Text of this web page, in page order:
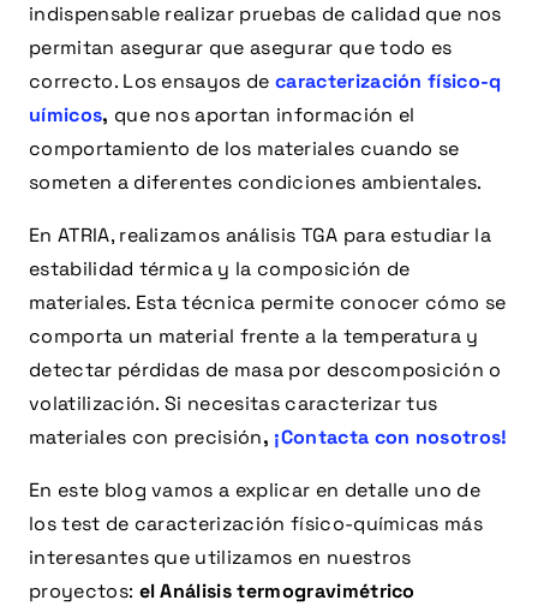
indispensable realizar pruebas de calidad que nos
permitan asegurar que asegurar que todo es
correcto. Los ensayos decaracterización físico-q
uímicos, que nos aportan información el
comportamiento de los materiales cuando se
someten a diferentes condiciones ambientales.
En ATRIA, realizamos análisis TGA para estudiar la
estabilidad térmica y la composición de
materiales. Esta técnica permite conocer cómo se
comporta un material frente a la temperatura y
detectar pérdidas de masa por descomposición o
volatilización. Si necesitas caracterizar tus
materiales con precisión, ¡Contacta con nosotros!
En este blog vamos a explicar en detalle uno de
los test de caracterización físico-químicas más
interesantes que utilizamos en nuestros
proyectos: el Análisis termogravimétrico